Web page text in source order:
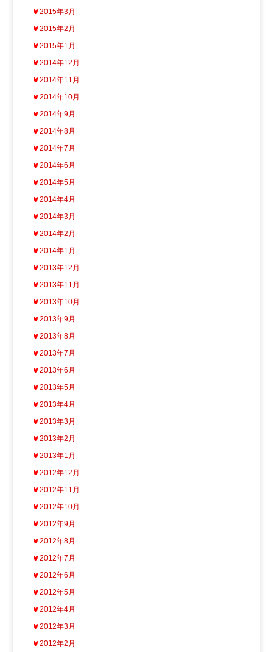
2015年3月
2015年2月
2015年1月
2014年12月
2014年11月
2014年10月
2014年9月
2014年8月
2014年7月
2014年6月
2014年5月
2014年4月
2014年3月
2014年2月
2014年1月
2013年12月
2013年11月
2013年10月
2013年9月
2013年8月
2013年7月
2013年6月
2013年5月
2013年4月
2013年3月
2013年2月
2013年1月
2012年12月
2012年11月
2012年10月
2012年9月
2012年8月
2012年7月
2012年6月
2012年5月
2012年4月
2012年3月
2012年2月